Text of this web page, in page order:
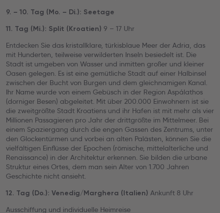
9. – 10. Tag (Mo. – Di.): Seetage
11. Tag (Mi.): Split (Kroatien) 9 – 17 Uhr
Entdecken Sie das kristallklare, türkisblaue Meer der Adria, das
mit Hunderten, teilweise verwilderten Inseln besiedelt ist. Die
Stadt ist umgeben von Wasser und inmitten großer und kleiner
Oasen gelegen. Es ist eine gemütliche Stadt auf einer Halbinsel
zwischen der Bucht von Burgen und dem gleichnamigen Kanal.
Ihr Name wurde von einem Gebüsch in der Region Aspálathos
(dorniger Besen) abgeleitet. Mit über 200.000 Einwohnern ist sie
die zweitgrößte Stadt Kroatiens und ihr Hafen ist mit mehr als vier
Millionen Passagieren pro Jahr der drittgrößte im Mittelmeer. Bei
einem Spaziergang durch die engen Gassen des Zentrums, unter
den Glockentürmen und vorbei an alten Palästen, können Sie die
vielfältigen Einflüsse der Epochen (römische, mittelalterliche und
Renaissance) in der Architektur erkennen. Sie bilden die urbane
Struktur eines Ortes, dem man sein Alter von 1.700 Jahren
Geschichte nicht ansieht.
12. Tag (Do.): Venedig/Marghera (Italien) Ankunft 8 Uhr
Ausschiffung und individuelle Heimreise